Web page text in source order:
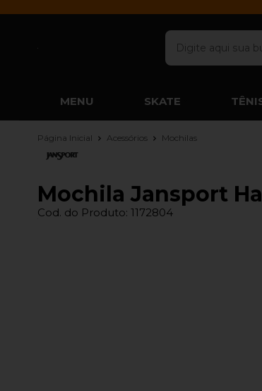
MENU SKATE
Página Inicial Acessórios Mochilas
Mochila Jansport
Cod. do Produto: 1172804